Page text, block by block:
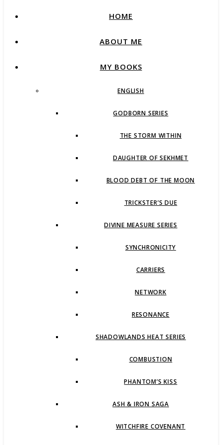
HOME
ABOUT ME
MY BOOKS
ENGLISH
GODBORN SERIES
THE STORM WITHIN
DAUGHTER OF SEKHMET
BLOOD DEBT OF THE MOON
TRICKSTER’S DUE
DIVINE MEASURE SERIES
SYNCHRONICITY
CARRIERS
NETWORK
RESONANCE
SHADOWLANDS HEAT SERIES
COMBUSTION
PHANTOM’S KISS
ASH & IRON SAGA
WITCHFIRE COVENANT